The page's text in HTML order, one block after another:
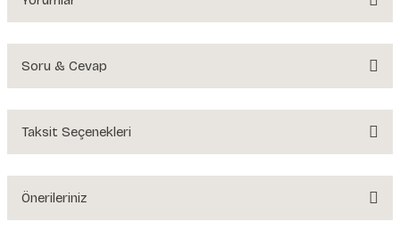
Soru & Cevap
Ürün hakkında henüz soru sorulmamış.
Taksit Seçenekleri
Önerileriniz